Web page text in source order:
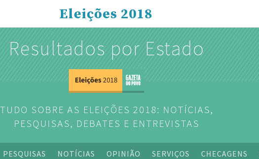
Eleições 2018
Resultados por Estado
TUDO SOBRE AS ELEIÇÕES 2018: NOTÍCIAS,
PESQUISAS, DEBATES E ENTREVISTAS
PESQUISAS NOTÍCIAS OPINIÃO SERVIÇOS CHECAGENS